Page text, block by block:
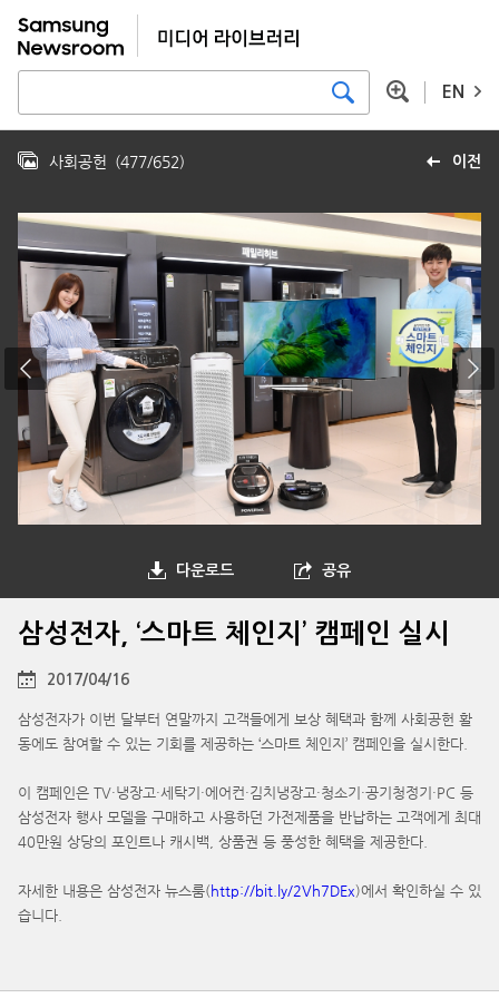
EN
이전
사회공헌 (477/652)
다운로드 공유
삼성전자, ‘스마트 체인지’ 캠페인 실시
2017/04/16
삼성전자가 이번 달부터 연말까지 고객들에게 보상 혜택과 함께 사회공헌 활
동에도 참여할 수 있는 기회를 제공하는 ‘스마트 체인지’ 캠페인을 실시한다.
이 캠페인은 TV·냉장고·세탁기·에어컨·김치냉장고·청소기·공기청정기·PC 등
삼성전자 행사 모델을 구매하고 사용하던 가전제품을 반납하는 고객에게 최대
40만원 상당의 포인트나 캐시백, 상품권 등 풍성한 혜택을 제공한다.
자세한 내용은 삼성전자 뉴스룸(http://bit.ly/2Vh7DEx)에서 확인하실 수 있
습니다.